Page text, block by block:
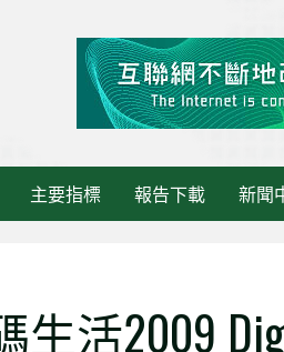
主要指標 報告下載 新聞
活2009